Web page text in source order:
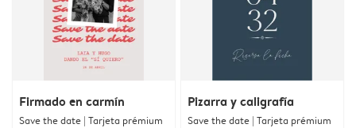
Firmado en carmín
Save the date | Tarjeta prémium
Pizarra y caligrafía
Save the date | Tarjeta prémium